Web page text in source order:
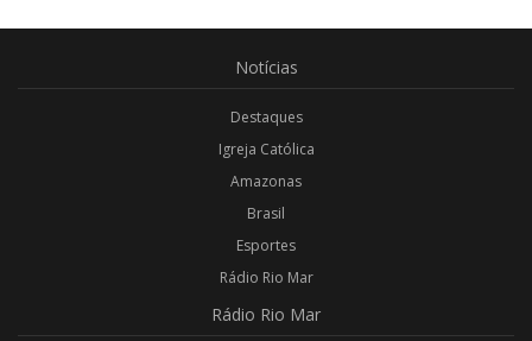
Notícias
Destaques
Igreja Católica
Amazonas
Brasil
Esportes
Rádio Rio Mar
Rádio Rio Mar